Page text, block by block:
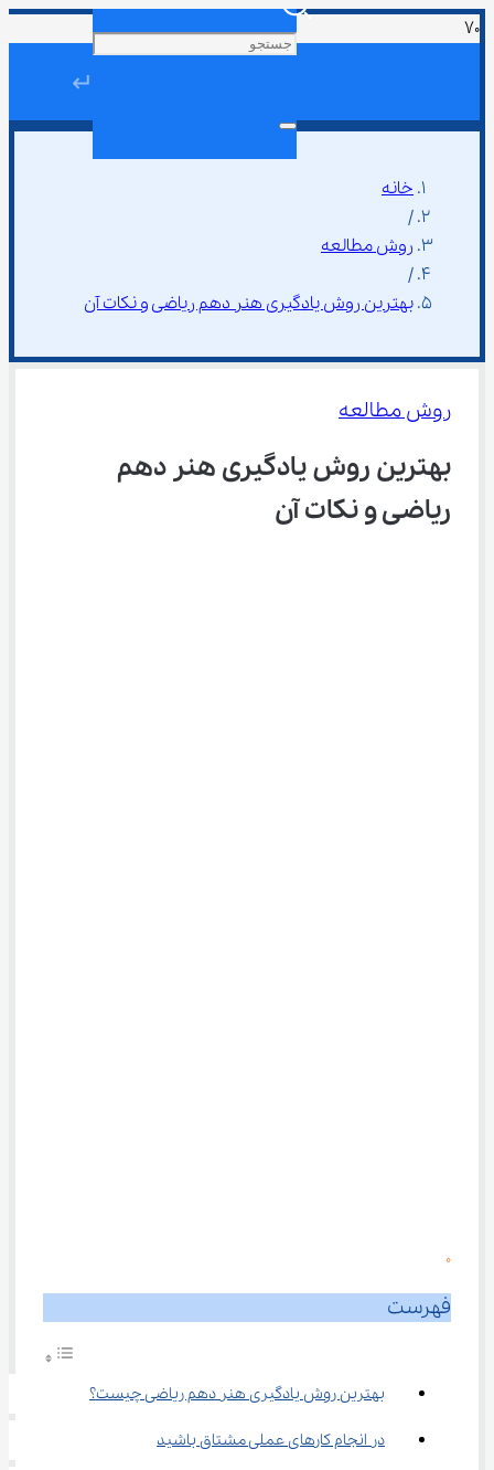
↵
خانه
/
روش مطالعه
/
بهترین روش یادگیری هنر دهم ریاضی و نکات آن
روش مطالعه
بهترین روش یادگیری هنر دهم
ریاضی و نکات آن
0
فهرست
بهترین روش یادگیری هنر دهم ریاضی چیست؟
در انجام کارهای عملی مشتاق باشید